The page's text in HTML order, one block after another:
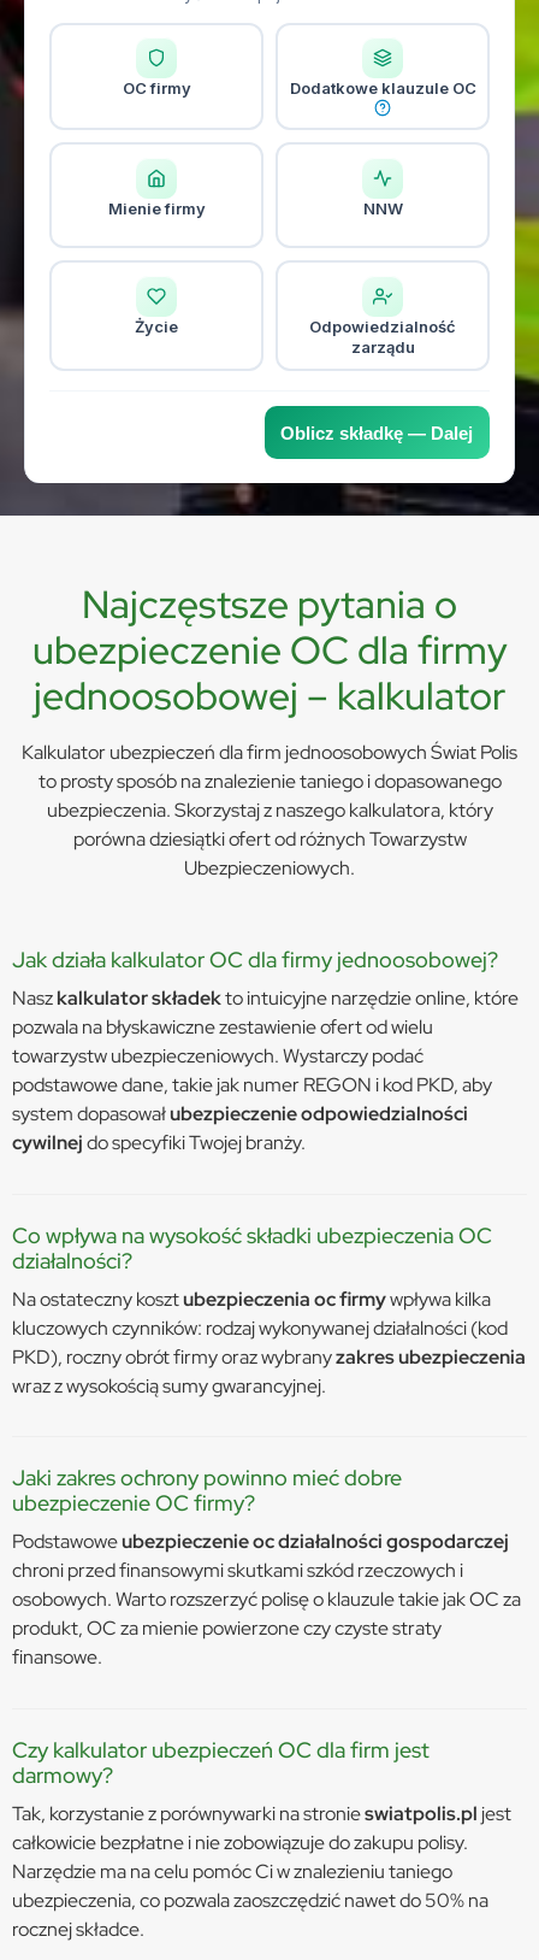
Najczęstsze pytania o
ubezpieczenie OC dla firmy
jednoosobowej – kalkulator
Kalkulator ubezpieczeń dla firm jednoosobowych Świat Polis
to prosty sposób na znalezienie taniego i dopasowanego
ubezpieczenia. Skorzystaj z naszego kalkulatora, który
porówna dziesiątki ofert od różnych Towarzystw
Ubezpieczeniowych.
Jak działa kalkulator OC dla firmy jednoosobowej?
Naszkalkulator składekto intuicyjne narzędzie online, które
pozwala na błyskawiczne zestawienie ofert od wielu
towarzystw ubezpieczeniowych. Wystarczy podać
podstawowe dane, takie jak numer REGON i kod PKD, aby
system dopasowałubezpieczenie odpowiedzialności
cywilnejdo specyfiki Twojej branży.
Co wpływa na wysokość składki ubezpieczenia OC
działalności?
Na ostateczny kosztubezpieczenia oc firmywpływa kilka
kluczowych czynników: rodzaj wykonywanej działalności (kod
PKD), roczny obrót firmy oraz wybranyzakres ubezpieczenia
wraz z wysokością sumy gwarancyjnej.
Jaki zakres ochrony powinno mieć dobre
ubezpieczenie OC firmy?
Podstawoweubezpieczenie oc działalności gospodarczej
chroni przed finansowymi skutkami szkód rzeczowych i
osobowych. Warto rozszerzyć polisę o klauzule takie jak OC za
produkt, OC za mienie powierzone czy czyste straty
finansowe.
Czy kalkulator ubezpieczeń OC dla firm jest
darmowy?
Tak, korzystanie z porównywarki na stronieswiatpolis.pl jest
całkowicie bezpłatne i nie zobowiązuje do zakupu polisy.
Narzędzie ma na celu pomóc Ci w znalezieniu taniego
ubezpieczenia, co pozwala zaoszczędzić nawet do 50% na
rocznej składce.